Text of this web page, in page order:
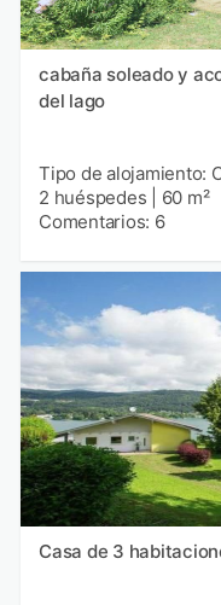
cabaña soleado y
del lago
Tipo de alojamiento:
2 huéspedes
60 m²
Comentarios: 6
Casa de 3